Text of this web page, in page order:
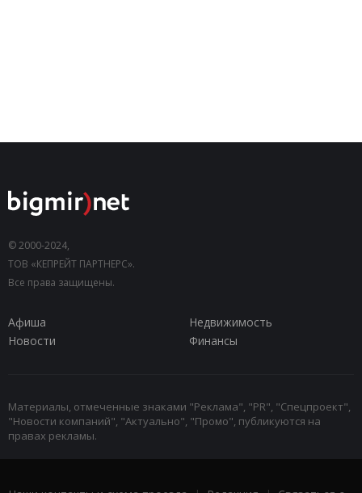
© 2000-2024,
ТОВ «КЕПРЕЙТ ПАРТНЕРС».
Все права защищены.
Афиша
Недвижимость
Новости
Финансы
Материалы, отмеченные знаками "Реклама", "PR", "Спецпроект",
"Новости компаний", "Актуально", "Промо", публикуются на
правах рекламы.